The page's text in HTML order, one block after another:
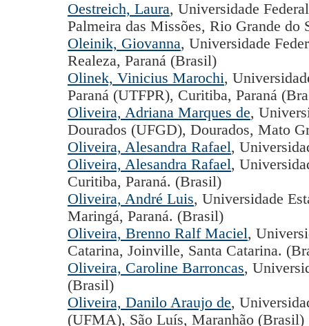
Oestreich, Laura, Universidade
Palmeira das Missões, Rio Grande do
Oleinik, Giovanna, Universidade
Realeza, Paraná (Brasil)
Olinek, Vinicius Marochi,
Paraná (UTFPR), Curitiba, Paraná
Oliveira, Adriana Marques de,
Dourados (UFGD), Dourados, Mato
Oliveira, Alesandra Rafael,
Oliveira, Alesandra Rafael,
Curitiba, Paraná. (Brasil)
Oliveira, André Luis, Universidade
Maringá, Paraná. (Brasil)
Oliveira, Brenno Ralf Maciel,
Catarina, Joinville, Santa Catarina.
Oliveira, Caroline Barroncas,
(Brasil)
Oliveira, Danilo Araujo de,
(UFMA), São Luís, Maranhão (Brasil)